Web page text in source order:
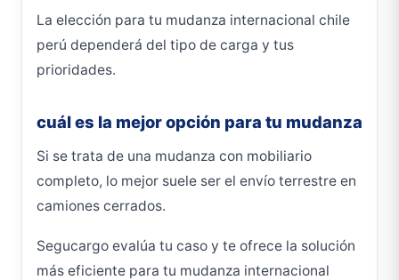
La elección para tu mudanza internacional chile
perú dependerá del tipo de carga y tus
prioridades.
cuál es la mejor opción para tu mudanza
Si se trata de una mudanza con mobiliario
completo, lo mejor suele ser el envío terrestre en
camiones cerrados.
Segucargo evalúa tu caso y te ofrece la solución
más eficiente para tu mudanza internacional